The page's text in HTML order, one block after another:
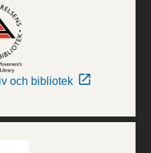
och bibliotek